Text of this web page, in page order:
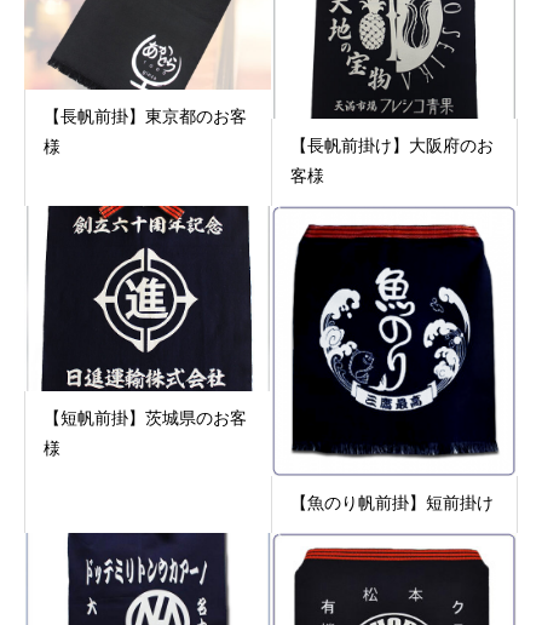
【長帆前掛】東京都のお客
様
【長帆前掛け】大阪府のお
客様
【短帆前掛】茨城県のお客
様
【魚のり帆前掛】短前掛け